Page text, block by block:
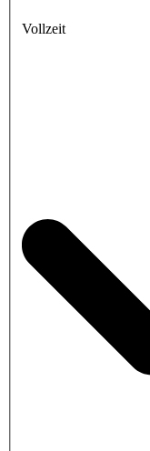
Vollzeit